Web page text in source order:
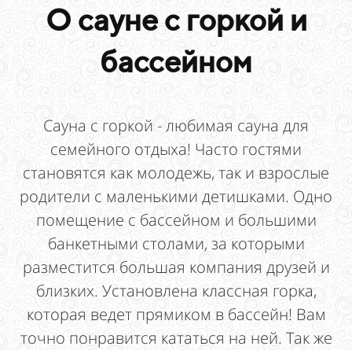
О сауне с горкой и
бассейном
Сауна с горкой - любимая сауна для
семейного отдыха! Часто гостями
становятся как молодежь, так и взрослые
родители с маленькими детишками. Одно
помещение с бассейном и большими
банкетными столами, за которыми
разместится большая компания друзей и
близких. Установлена классная горка,
которая ведет прямиком в бассейн! Вам
точно понравится кататься на ней. Так же